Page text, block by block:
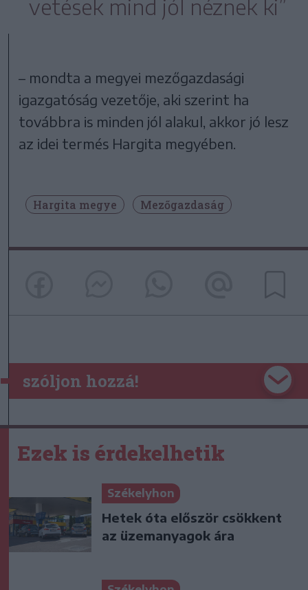
vetések mind jól néznek ki”
– mondta a megyei mezőgazdasági
igazgatóság vezetője, aki szerint ha
továbbra is minden jól alakul, akkor jó lesz
az idei termés Hargita megyében.
Hargita megye Mezőgazdaság
szóljon hozzá!
Ezek is érdekelhetik
Székelyhon
Hetek óta először csökkent
az üzemanyagok ára